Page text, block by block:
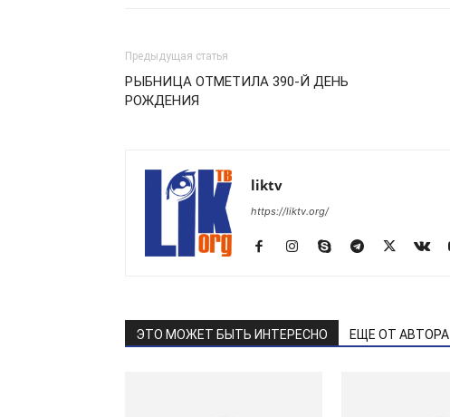
Предыдущая статья
РЫБНИЦА ОТМЕТИЛА 390-Й ДЕНЬ
РОЖДЕНИЯ
liktv
https://liktv.org/
ЭТО МОЖЕТ БЫТЬ ИНТЕРЕСНО ЕЩЕ ОТ АВТОРА